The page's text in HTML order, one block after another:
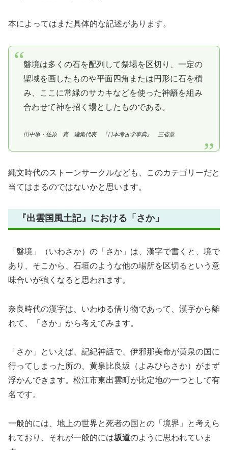
本によってはまだ具体的な記述があります。
磐境は多くの石を配列して祭場を区切り、一定の
聖域を画したものや平面四角または円形に石を積
み、ここに常緑のサカキなどを使った神籬を組み
合わせて神を招く場としたものである。
田中琢・佐原 真 編集代表 『日本考古学事典』 三省堂
縄文時代のストーンサークルなども、このカテゴリーだと
当てはまるのではないかと思います。
『出雲国風土記』における「さか」
「磐境」（いわさか）の「さか」は、漢字で書くと、境で
あり、そこから、石垣のような他の場所を区切るという意
味合いが強くなると思われます。
奈良時代の漢字は、いわゆる借り物であって、漢字から離
れて、「さか」から考えてみます。
「さか」といえば、記紀神話で、伊邪那美命が黄泉の国に
行ってしまった所の、黄泉比良坂（よみひらさか）がまず
浮かんできます。松江市東出雲町が比定地の一つとして有
名です。
一般的には、地上の世界と死者の国との「境界」と考えら
れており、それが一般的には坂道のように思われていま